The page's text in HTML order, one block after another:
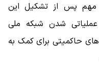
مهم پس از تشکیل این
عملیاتی شدن شبکه ملی
حاکمیتی برای کمک به